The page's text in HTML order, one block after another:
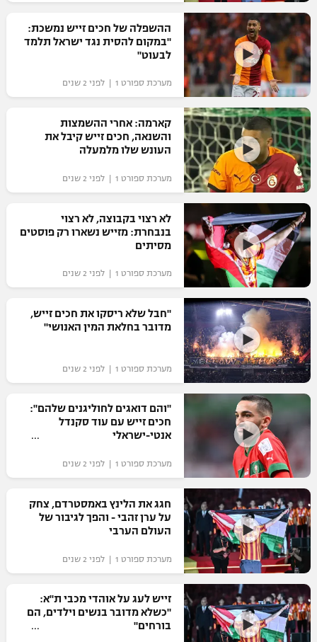
רשיון להקרנה פומבית לבית עסק
הצטרפות לחבילת הערוצים
לוח דרושים – ג'ובנט
תגיות
המגזין
ההשפלה של חכים זייש נמשכת:
"במקום להסית נגד ישראל תלמד
לבעוט"
מערכת ספורט 1 | לפני 2 שנים
קארמה: אחרי ההשמצות
והשנאה, חכים זייש קיבל את
העונש שלו מלמעלה
מערכת ספורט 1 | לפני 2 שנים
לא רצוי בקבוצה, לא רצוי
בנבחרת: מזייש נשארו רק פוסטים
מסיתים
מערכת ספורט 1 | לפני 2 שנים
"חבל שלא ריסקו את חכים זייש,
מדובר בחלאת המין האנושי"
מערכת ספורט 1 | לפני 2 שנים
"והם דואגים לחוליגנים שלהם":
חכים זייש עם עוד סקנדל
אנטי-ישראלי
מערכת ספורט 1 | לפני 2 שנים
חגג את הלינץ באמסטרדם, צחק
על ערן זהבי - והפך לגיבור של
העולם הערבי
מערכת ספורט 1 | לפני 2 שנים
זייש לעג על אוהדי מכבי ת"א:
"כשלא מדובר בנשים וילדים, הם
בורחים"